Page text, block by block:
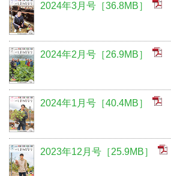
2024年3月号［36.8MB］
2024年2月号［26.9MB］
2024年1月号［40.4MB］
2023年12月号［25.9MB］